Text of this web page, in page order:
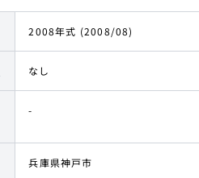
2008年式 (2008/08)
なし
-
兵庫県神戸市